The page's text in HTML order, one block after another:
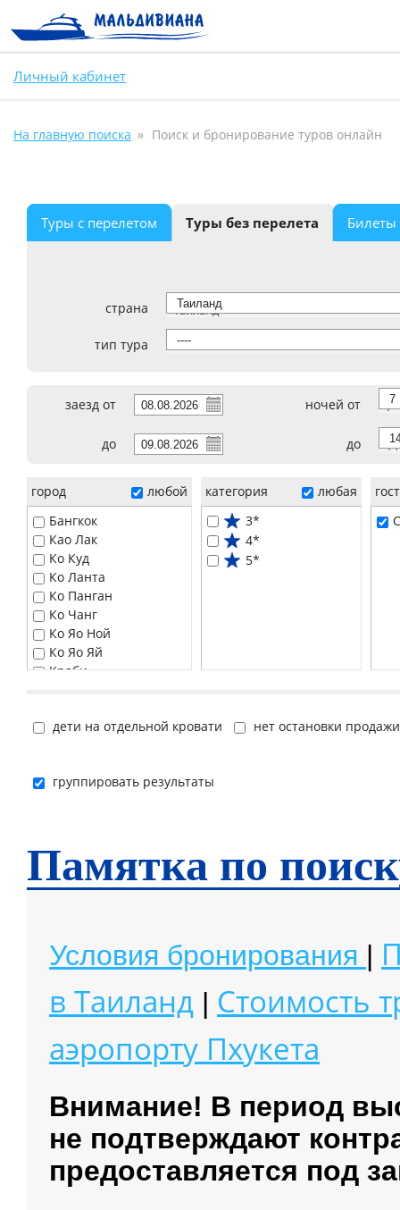
Личный кабинет
На главную поиска Поиск и бронирование туров онлайн
Туры с перелетом Туры без перелета Билеты
страна Таиланд
тип тура ----
заезд от ночей от 7
до до 14
город
любой
Бангкок
Као Лак
Ко Куд
Ко Ланта
Ко Панган
Ко Чанг
Ко Яо Ной
Ко Яо Яй
Краби
Пхи-Пхи
Хуа Хин
категория
любая
3*
4*
5*
дети на отдельной кровати нет остановки продажи
группировать результаты
Памятка по
Условия бронирования |
в Таиланд | Стоимость
аэропорту Пхукета
Внимание! В период
не подтверждают
предоставляется под